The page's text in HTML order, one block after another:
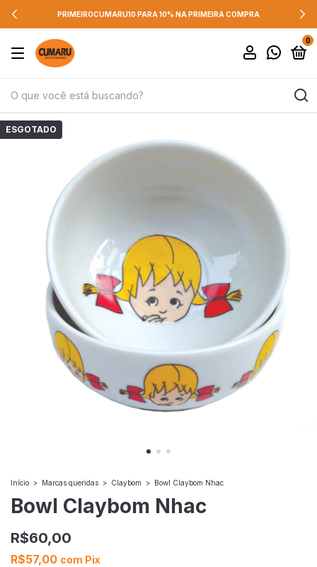
PRIMEIROCUMARU10 PARA 10% NA PRIMEIRA COMPRA
0
ESGOTADO
Início > Marcas queridas > Claybom > Bowl Claybom Nhac
Bowl Claybom Nhac
R$60,00
R$57,00 com Pix